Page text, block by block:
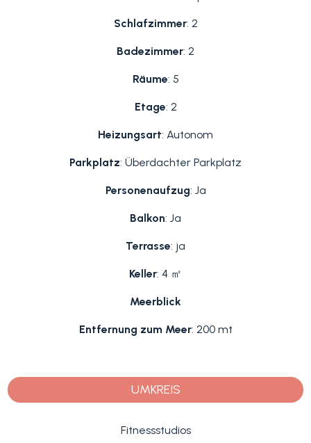
Schlafzimmer: 2
Badezimmer: 2
Räume: 5
Etage: 2
Heizungsart: Autonom
Parkplatz: Überdachter Parkplatz
Personenaufzug: Ja
Balkon: Ja
Terrasse: ja
Keller: 4 ㎡
Meerblick
Entfernung zum Meer: 200 mt
UMKREIS
Fitnessstudios